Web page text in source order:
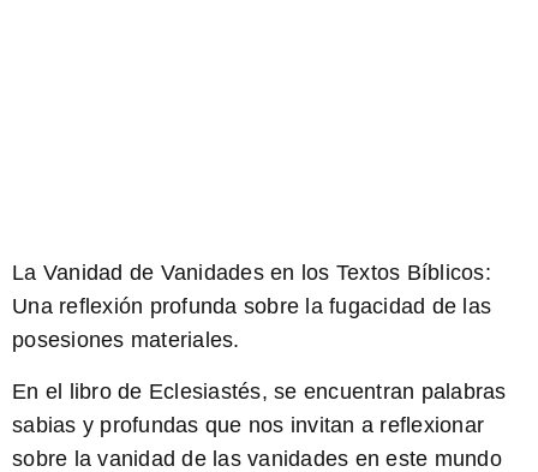
La Vanidad de Vanidades en los Textos Bíblicos:
Una reflexión profunda sobre la fugacidad de las
posesiones materiales.
En el libro de Eclesiastés, se encuentran palabras
sabias y profundas que nos invitan a reflexionar
sobre la vanidad de las vanidades en este mundo